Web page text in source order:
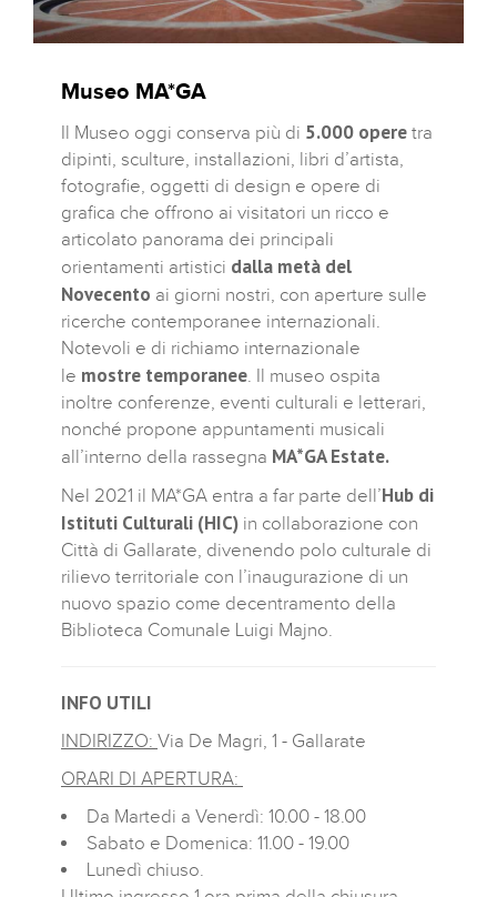
Museo MA*GA
Il Museo oggi conserva più di 5.000 opere tra
dipinti, sculture, installazioni, libri d’artista,
fotografie, oggetti di design e opere di
grafica che offrono ai visitatori un ricco e
articolato panorama dei principali
orientamenti artistici dalla metà del
Novecento ai giorni nostri, con aperture sulle
ricerche contemporanee internazionali.
Notevoli e di richiamo internazionale
le mostre temporanee. Il museo ospita
inoltre conferenze, eventi culturali e letterari,
nonché propone appuntamenti musicali
all’interno della rassegna MA*GA Estate.
Nel 2021 il MA*GA entra a far parte dell’Hub di
Istituti Culturali (HIC) in collaborazione con
Città di Gallarate, divenendo polo culturale di
rilievo territoriale con l’inaugurazione di un
nuovo spazio come decentramento della
Biblioteca Comunale Luigi Majno.
INFO UTILI
INDIRIZZO: Via De Magri, 1 - Gallarate
ORARI DI APERTURA:
Da Martedi a Venerdì: 10.00 - 18.00
Sabato e Domenica: 11.00 - 19.00
Lunedì chiuso.